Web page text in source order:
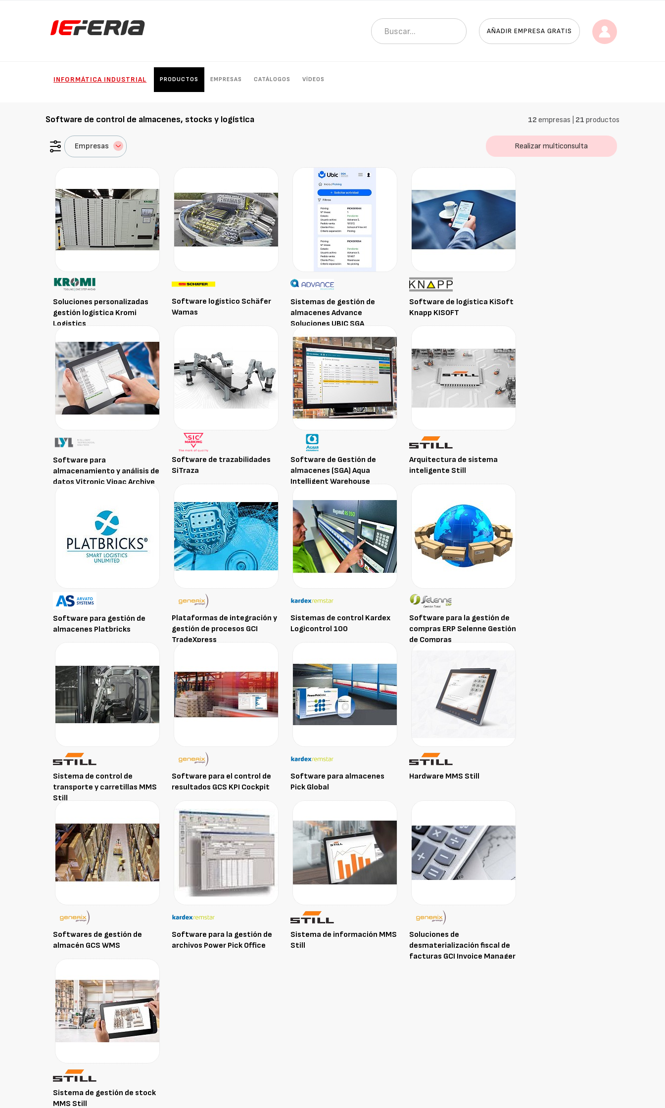
AÑADIR EMPRESA GRATIS
INFORMÁTICA INDUSTRIAL PRODUCTOS EMPRESAS CATÁLOGOS VÍDEOS
Software de control de almacenes, stocks y logística 12 empresas | 21 productos
Empresas Realizar multiconsulta
Soluciones personalizadas
gestión logística Kromi
Logistics
Software logístico Schäfer
Wamas
Sistemas de gestión de
almacenes Advance
Soluciones UBIC SGA
Software de logística KiSoft
Knapp KISOFT
Software para
almacenamiento y análisis de
datos Vitronic Vipac Archive
Software de trazabilidades
SiTraza
Software de Gestión de
almacenes (SGA) Aqua
Intelligent Warehouse
Arquitectura de sistema
inteligente Still
Software para gestión de
almacenes Platbricks
Plataformas de integración y
gestión de procesos GCI
TradeXpress
Sistemas de control Kardex
Logicontrol 100
Software para la gestión de
compras ERP Selenne Gestión
de Compras
Sistema de control de
transporte y carretillas MMS
Still
Software para el control de
resultados GCS KPI Cockpit
Software para almacenes
Pick Global
Hardware MMS Still
Softwares de gestión de
almacén GCS WMS
Software para la gestión de
archivos Power Pick Office
Sistema de información MMS
Still
Soluciones de
desmaterialización fiscal de
facturas GCI Invoice Manager
Sistema de gestión de stock
MMS Still